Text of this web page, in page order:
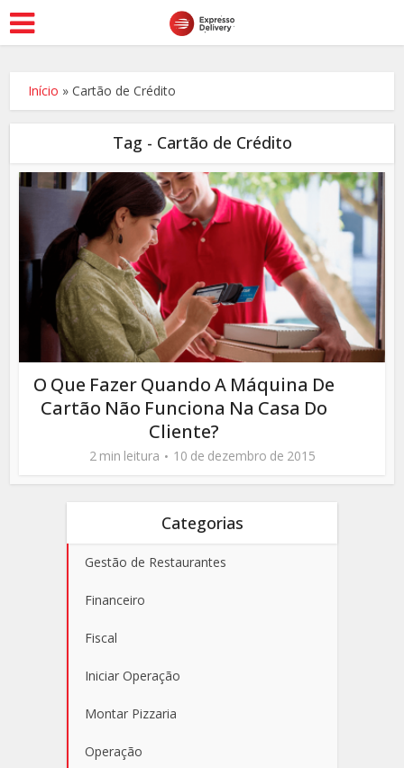
Início »Cartão de Crédito
Tag - Cartão de Crédito
O Que Fazer Quando A Máquina De
Cartão Não Funciona Na Casa Do
Cliente?
2 min leitura 10 de dezembro de 2015
Categorias
Gestão de Restaurantes
Financeiro
Fiscal
Iniciar Operação
Montar Pizzaria
Operação